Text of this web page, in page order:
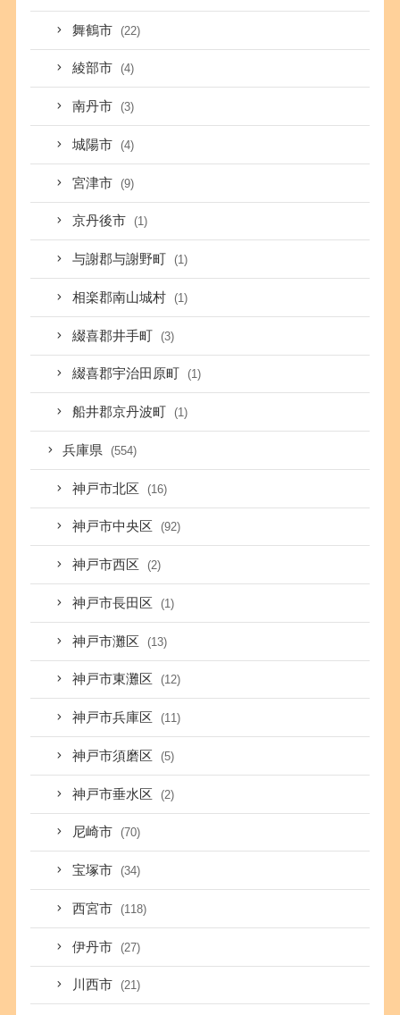
舞鶴市 (22)
綾部市 (4)
南丹市 (3)
城陽市 (4)
宮津市 (9)
京丹後市 (1)
与謝郡与謝野町 (1)
相楽郡南山城村 (1)
綴喜郡井手町 (3)
綴喜郡宇治田原町 (1)
船井郡京丹波町 (1)
兵庫県 (554)
神戸市北区 (16)
神戸市中央区 (92)
神戸市西区 (2)
神戸市長田区 (1)
神戸市灘区 (13)
神戸市東灘区 (12)
神戸市兵庫区 (11)
神戸市須磨区 (5)
神戸市垂水区 (2)
尼崎市 (70)
宝塚市 (34)
西宮市 (118)
伊丹市 (27)
川西市 (21)